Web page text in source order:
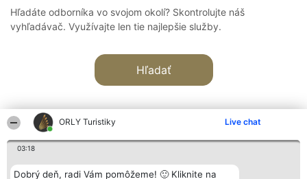
ORLY Turistiky Live chat
03:18
Dobrý deň, radi Vám pomôžeme! 🙂 Kliknite na
Hľadáte odborníka vo svojom okolí? Skontrolujte náš
vyhľadávač. Využívajte len tie najlepšie služby.
Hľadať
Organizátor hodnotenia Hodnotenie Kontakt